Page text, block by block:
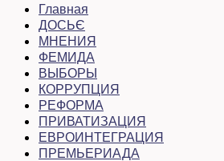
Главная
ДОСЬЄ
МНЕНИЯ
ФЕМИДА
ВЫБОРЫ
КОРРУПЦИЯ
РЕФОРМА
ПРИВАТИЗАЦИЯ
ЕВРОИНТЕГРАЦИЯ
ПРЕМЬЕРИАДА